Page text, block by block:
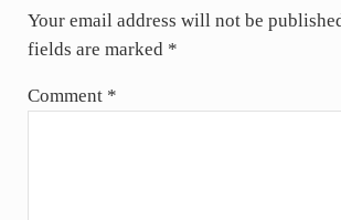
Your email address will not be
fields are marked *
Comment *